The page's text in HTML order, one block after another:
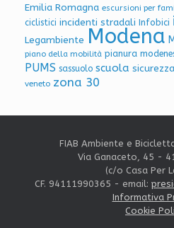
Emilia Romagna escursioni per
ciclistici incidenti stradali Infobici
Legambiente Modena
piano della mobilità pianura
PUMS sassuolo scuola sicurezza
veneto zona 30
FIAB Ambiente e
Via Ganaceto, 45 -
(c/o Casa Per
CF. 94111990365 - email:
Informativa
Cookie